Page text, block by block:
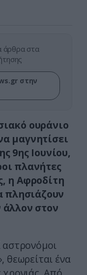
άρθρα στα
στην
ουράνιο
μαγνητίσει
9ης Ιουνίου,
πλανήτες
η Αφροδίτη
πλησιάζουν
στον
θεωρείται ένα